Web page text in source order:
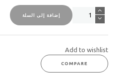
كمية
تي
ضاغطة
من
أكواتيك
إضافة إلى السلة
Add to wishlist
COMPARE